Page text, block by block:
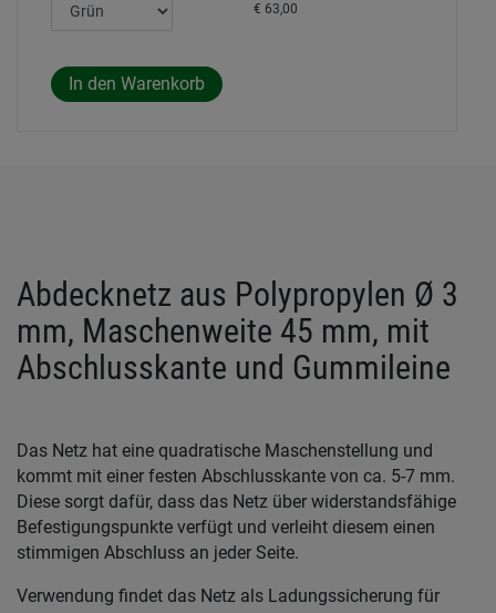
€ 63,00
Abdecknetz aus Polypropylen Ø 3
mm, Maschenweite 45 mm, mit
Abschlusskante und Gummileine
Das Netz hat eine quadratische Maschenstellung und
kommt mit einer festen Abschlusskante von ca. 5-7 mm.
Diese sorgt dafür, dass das Netz über widerstandsfähige
Befestigungspunkte verfügt und verleiht diesem einen
stimmigen Abschluss an jeder Seite.
Verwendung findet das Netz als Ladungssicherung für